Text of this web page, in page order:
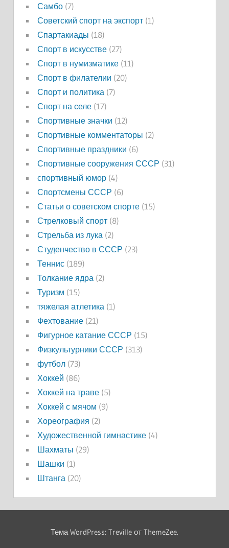
Самбо(7)
Советский спорт на экспорт(1)
Спартакиады (18)
Спорт в искусстве(27)
Спорт в нумизматике(11)
Спорт в филателии (20)
Спорт и политика (7)
Спорт на селе(17)
Спортивные значки (12)
Спортивные комментаторы (2)
Спортивные праздники (6)
Спортивные сооружения СССР (31)
спортивный юмор(4)
Спортсмены СССР (6)
Статьи о советском спорте(15)
Стрелковый спорт(8)
Стрельба из лука (2)
Студенчество в СССР (23)
Теннис(189)
Толкание ядра (2)
Туризм (15)
тяжелая атлетика (1)
Фехтование(21)
Фигурное катание СССР (15)
Физкультурники СССР (313)
футбол(73)
Хоккей (86)
Хоккей на траве(5)
Хоккей с мячом (9)
Хореография (2)
Художественной гимнастике(4)
Шахматы (29)
Шашки (1)
Штанга (20)
Тема WordPress: Treville от ThemeZee.